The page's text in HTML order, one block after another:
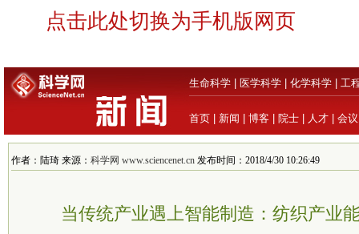
点击此处切换为手机版网页
生命科学 医学科学 化学科学 工
首页 新闻 博客 院士 人才 会议
作者：陆琦 来源： 科学网 www.sciencenet.cn 发布时间：2018/4/30 10:26:49
当传统产业遇上智能制造：纺织产业